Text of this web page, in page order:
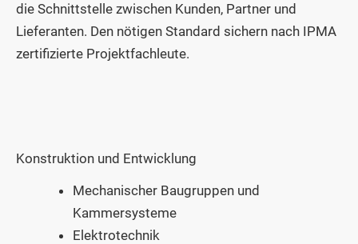
die Schnittstelle zwischen Kunden, Partner und
Lieferanten. Den nötigen Standard sichern nach IPMA
zertifizierte Projektfachleute.
Konstruktion und Entwicklung
Mechanischer Baugruppen und
Kammersysteme
Elektrotechnik